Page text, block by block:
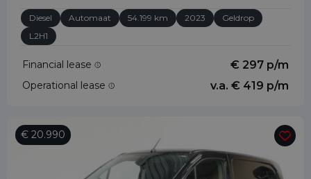
Diesel Automaat 54.199 km 2023
Geldrop
L2H1
Financial lease € 297 p/m
Operational lease v.a. € 419 p/m
€ 20.990